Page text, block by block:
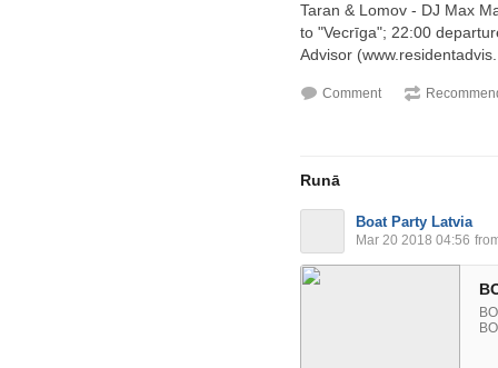
Taran & Lomov - DJ Max
to "Vecrīga"; 22:00
Advisor
Comment
Runā
Boat Party Latvia
Mar 20 2018 04:56